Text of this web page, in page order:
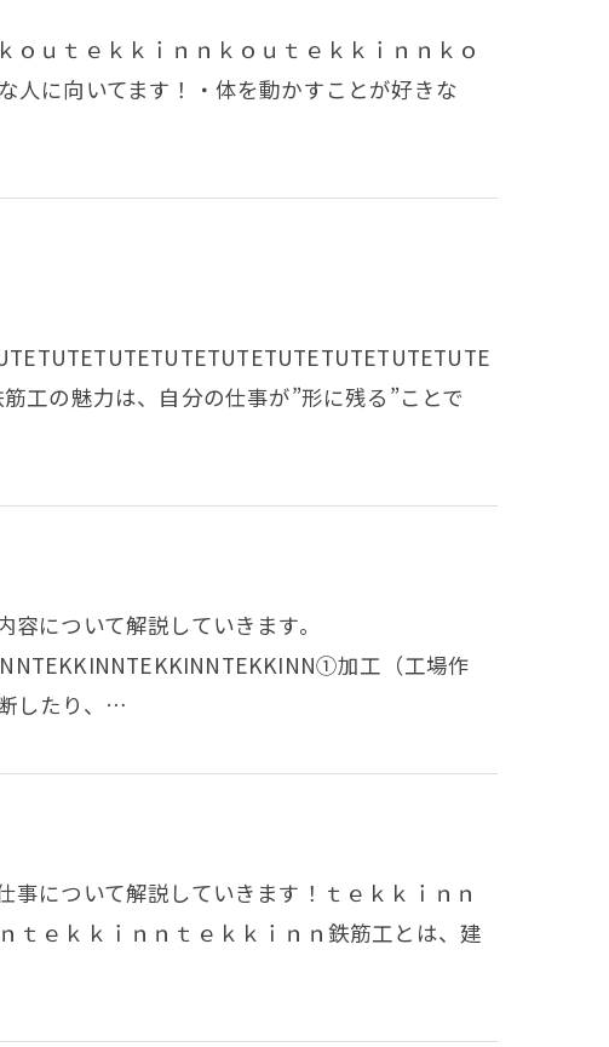
ｏｕｔｅｋｋｉｎｎｋｏｕｔｅｋｋｉｎｎｋｏ
人に向いてます！・体を動かすことが好きな
工の魅力は、自分の仕事が”形に残る”ことで
について解説していきます。
加工（工場作
したり、…
について解説していきます！ｔｅｋｋｉｎｎ
ｔｅｋｋｉｎｎｔｅｋｋｉｎｎ鉄筋工とは、建